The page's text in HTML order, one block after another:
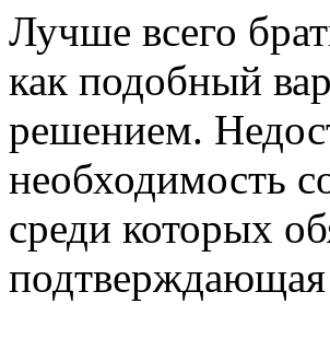
Лучше всего
как подобный
решением.
необходимость
среди которых